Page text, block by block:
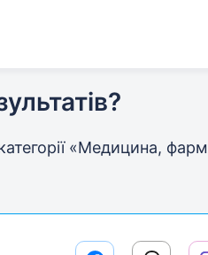
категорії «Медицина,